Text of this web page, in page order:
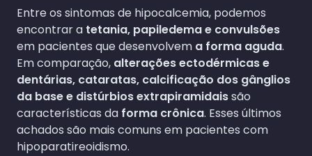
Entre os sintomas de hipocalcemia, podemos
encontrar a tetania, papiledema e convulsões
em pacientes que desenvolvem a forma aguda.
Em comparação, alterações ectodérmicas e
dentárias, cataratas, calcificação dos gânglios
da base e distúrbios extrapiramidaissão
características da forma crônica. Esses últimos
achados são mais comuns em pacientes com
hipoparatireoidismo.